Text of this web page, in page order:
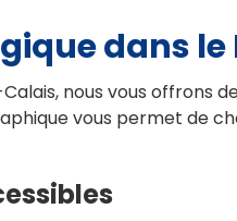
dans
nous vous offrons
vous permet de